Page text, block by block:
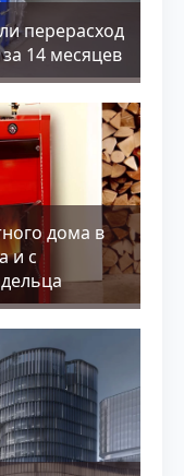
перерасход
14 месяцев
дома в
и с